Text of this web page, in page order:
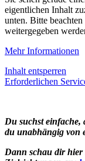
eigentlichen Inhalt
unten. Bitte
weitergegeben
Mehr Informationen
Inhalt entsperren
Erforderlichen
Du suchst einfache,
du unabhängig von
Dann schau dir hier